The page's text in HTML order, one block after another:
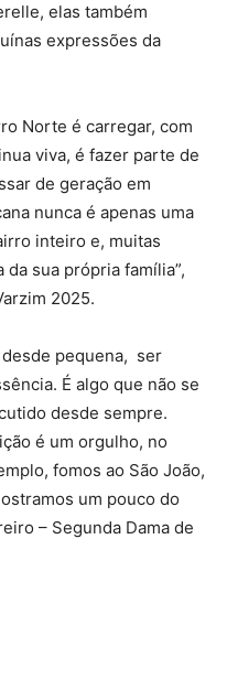
elas também
expressões da
Norte é carregar, com
viva, é fazer parte de
de geração em
nunca é apenas uma
inteiro e, muitas
sua própria família”,
2025.
desde pequena, ser
É algo que não se
desde sempre.
é um orgulho, no
fomos ao São João,
um pouco do
– Segunda Dama de